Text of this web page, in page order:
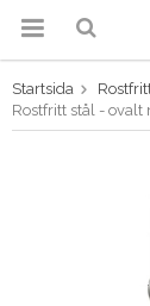
Startsida
Rostfritt stål - ovalt